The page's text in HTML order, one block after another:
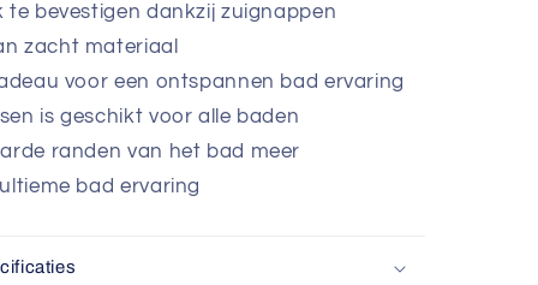
te bevestigen dankzij zuignappen
zacht materiaal
voor een ontspannen bad ervaring
is geschikt voor alle baden
randen van het bad meer
bad ervaring